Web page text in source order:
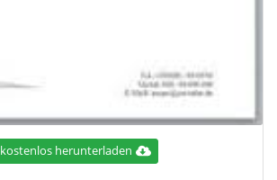
kostenlos herunterladen